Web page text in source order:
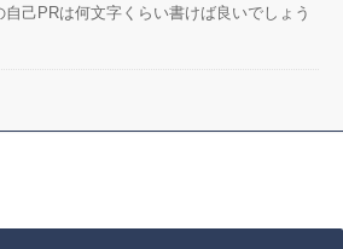
己PRは何文字くらい書けば良いでしょう